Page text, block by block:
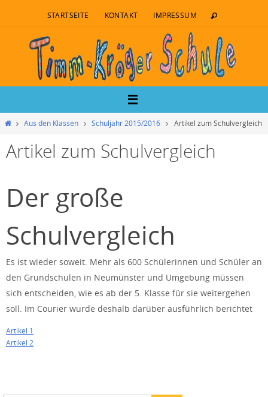
STARTSEITE KONTAKT IMPRESSUM
Aus den Klassen Schuljahr 2015/2016 Artikel zum Schulvergleich
Artikel zum Schulvergleich
Der große
Schulvergleich
Es ist wieder soweit. Mehr als 600 Schülerinnen und Schüler an
den Grundschulen in Neumünster und Umgebung müssen
sich entscheiden, wie es ab der 5. Klasse für sie weitergehen
soll. Im Courier wurde deshalb darüber ausführlich berichtet
Artikel 1
Artikel 2